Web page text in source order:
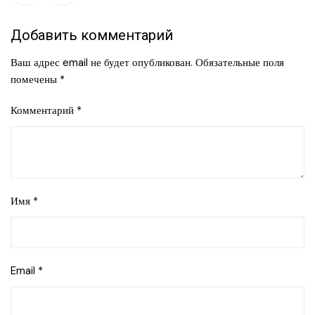
Добавить комментарий
Ваш адрес email не будет опубликован. Обязательные поля
помечены *
Комментарий *
Имя *
Email *